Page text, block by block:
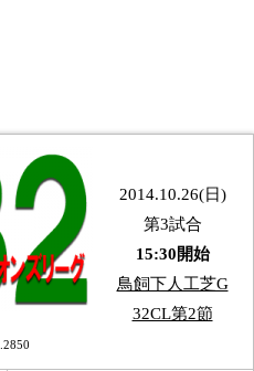
2014.10.26(日)
第3試合
15:30開始
鳥飼下人工芝G
32CL第2節